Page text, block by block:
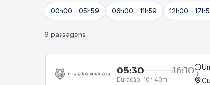
00h00 - 05h59 06h00 - 11h59 12h00 -
9 passagens
05:30 16:10
Duração: 10h 40m